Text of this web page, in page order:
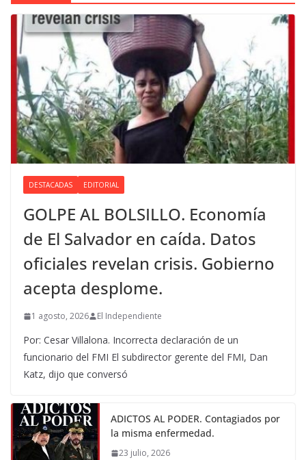
DESTACADAS EDITORIAL
GOLPE AL BOLSILLO. Economía
de El Salvador en caída. Datos
oficiales revelan crisis. Gobierno
acepta desplome.
1 agosto, 2026 El Independiente
Por: Cesar Villalona. Incorrecta declaración de un
funcionario del FMI El subdirector gerente del FMI, Dan
Katz, dijo que conversó
ADICTOS AL PODER. Contagiados por
la misma enfermedad.
23 julio, 2026